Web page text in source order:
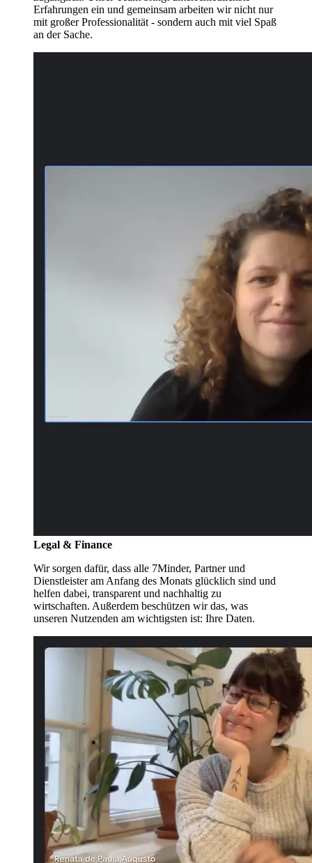
Erfahrungen ein und gemeinsam arbeiten wir nicht nur
mit großer Professionalität - sondern auch mit viel Spaß
an der Sache.
Legal & Finance
Wir sorgen dafür, dass alle 7Minder, Partner und
Dienstleister am Anfang des Monats glücklich sind und
helfen dabei, transparent und nachhaltig zu
wirtschaften. Außerdem beschützen wir das, was
unseren Nutzenden am wichtigsten ist: Ihre Daten.